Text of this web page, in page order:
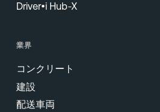
Driver•i Hub-X
業界
コンクリート
建設
配送車両